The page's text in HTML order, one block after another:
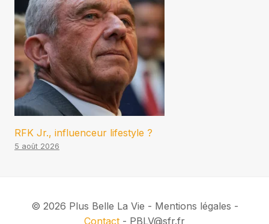
RFK Jr., influenceur lifestyle ?
5 août 2026
© 2026 Plus Belle La Vie - Mentions légales -
Contact - PBLV@sfr.fr